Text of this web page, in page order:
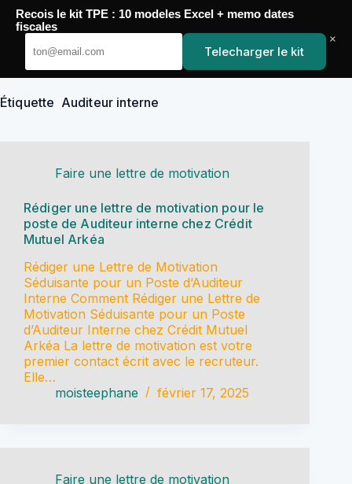
Passer
contenu
YoupiJobs
Étiquette Auditeur interne
Faire une lettre de motivation
Rédiger une lettre de motivation pour le
poste de Auditeur interne chez Crédit
Mutuel Arkéa
Rédiger une Lettre de Motivation
Séduisante pour un Poste d’Auditeur
Interne Comment Rédiger une Lettre de
Motivation Séduisante pour un Poste
d’Auditeur Interne chez Crédit Mutuel
Arkéa La lettre de motivation est votre
premier contact écrit avec le recruteur.
Elle…
moisteephane
février 17, 2025
Faire une lettre de motivation
Recois le kit TPE : 10 modeles Excel + memo dates
fiscales
Telecharger le kit
×